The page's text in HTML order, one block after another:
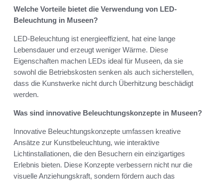
Welche Vorteile bietet die Verwendung von LED-
Beleuchtung in Museen?
LED-Beleuchtung ist energieeffizient, hat eine lange
Lebensdauer und erzeugt weniger Wärme. Diese
Eigenschaften machen LEDs ideal für Museen, da sie
sowohl die Betriebskosten senken als auch sicherstellen,
dass die Kunstwerke nicht durch Überhitzung beschädigt
werden.
Was sind innovative Beleuchtungskonzepte in Museen?
Innovative Beleuchtungskonzepte umfassen kreative
Ansätze zur Kunstbeleuchtung, wie interaktive
Lichtinstallationen, die den Besuchern ein einzigartiges
Erlebnis bieten. Diese Konzepte verbessern nicht nur die
visuelle Anziehungskraft, sondern fördern auch das